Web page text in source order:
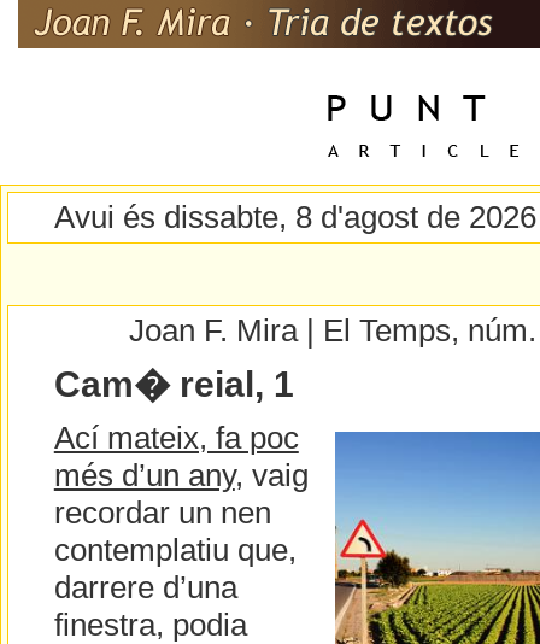
Avui és dissabte, 8 d'agost de 2026
Joan F. Mira | El Temps,
Cam� reial, 1
Ací mateix, fa poc
més d’un any, vaig
recordar un nen
contemplatiu que,
darrere d’una
finestra, podia